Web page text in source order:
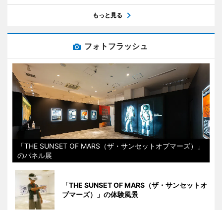
もっと見る
フォトフラッシュ
「THE SUNSET OF MARS（ザ・サンセットオブマーズ）」
のパネル展
「THE SUNSET OF MARS（ザ・サンセットオ
ブマーズ）」の体験風景